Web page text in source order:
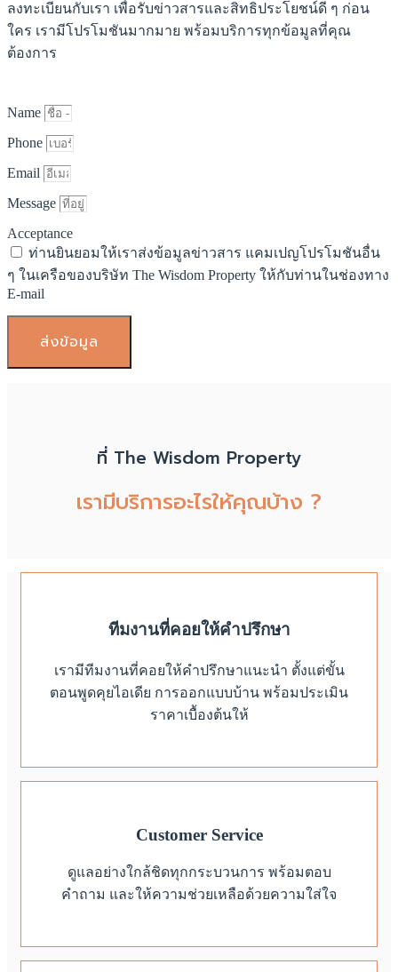
ลงทะเบียนกับเรา เพื่อรับข่าวสารและสิทธิประโยชน์ดี ๆ ก่อน
ใคร เรามีโปรโมชันมากมาย พร้อมบริการทุกข้อมูลที่คุณ
ต้องการ
Name
Phone
Email
Message
Acceptance
ท่านยินยอมให้เราส่งข้อมูลข่าวสาร แคมเปญโปรโมชันอื่น
ๆ ในเครือของบริษัท The Wisdom Property ให้กับท่านในช่องทาง
E-mail
ส่งข้อมูล
ที่ The Wisdom Property
เรามีบริการอะไรให้คุณบ้าง ?
ทีมงานที่คอยให้คำปรึกษา
เรามีทีมงานที่คอยให้คำปรึกษาแนะนำ ตั้งแต่ขั้น
ตอนพูดคุยไอเดีย การออกแบบบ้าน พร้อมประเมิน
ราคาเบื้องต้นให้
Customer Service
ดูแลอย่างใกล้ชิดทุกกระบวนการ พร้อมตอบ
คำถาม และให้ความช่วยเหลือด้วยความใส่ใจ